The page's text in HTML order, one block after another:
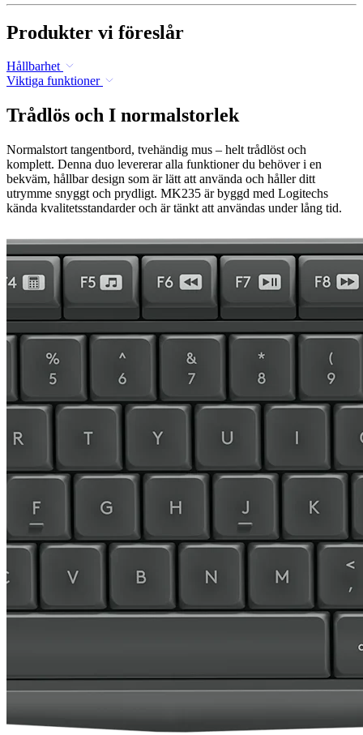
Produkter vi föreslår
Hållbarhet
Viktiga funktioner
Trådlös och I normalstorlek
Normalstort tangentbord, tvehändig mus – helt trådlöst och
komplett. Denna duo levererar alla funktioner du behöver i en
bekväm, hållbar design som är lätt att använda och håller ditt
utrymme snyggt och prydligt. MK235 är byggd med Logitechs
kända kvalitetsstandarder och är tänkt att användas under lång tid.